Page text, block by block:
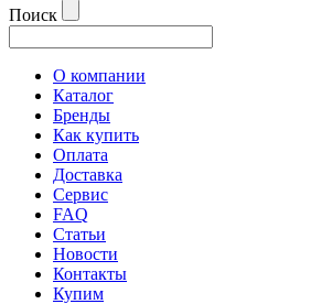
Поиск
О компании
Каталог
Бренды
Как купить
Оплата
Доставка
Сервис
FAQ
Статьи
Новости
Контакты
Купим